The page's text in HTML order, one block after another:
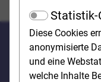
Statistik-
Diese Cookies
anonymisierte
und eine
welche Inhalte
Breit